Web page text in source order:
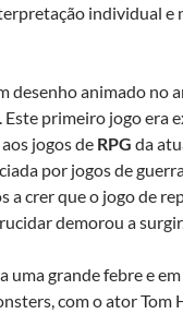
individual e
desenho animado no
Este primeiro jogo era
jogos de RPG da
por jogos de
a crer que o jogo de
demorou a surgir.
uma grande febre e
com o ator Tom